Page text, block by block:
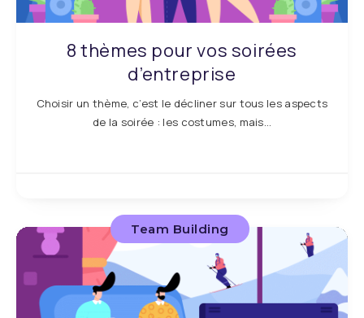
8 thèmes pour vos soirées
d’entreprise
Choisir un thème, c’est le décliner sur tous les aspects
de la soirée : les costumes, mais…
Team Building